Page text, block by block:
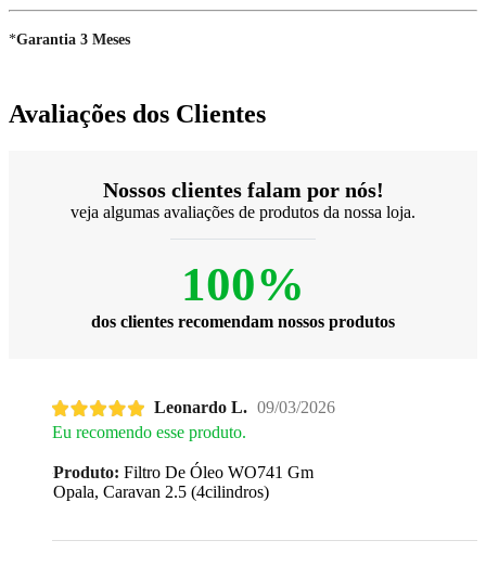
*Garantia 3 Meses
Avaliações dos Clientes
Nossos clientes falam por nós!
veja algumas avaliações de produtos da nossa loja.
100%
dos clientes recomendam nossos produtos
Leonardo L. 09/03/2026
Eu recomendo esse produto.
Produto: Filtro De Óleo WO741 Gm
Opala, Caravan 2.5 (4cilindros)